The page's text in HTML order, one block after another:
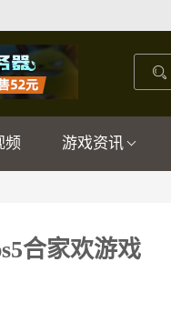
频 游戏资讯
合家欢游戏